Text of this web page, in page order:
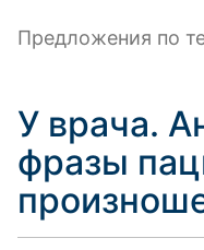
Предложения по
У врача.
фразы